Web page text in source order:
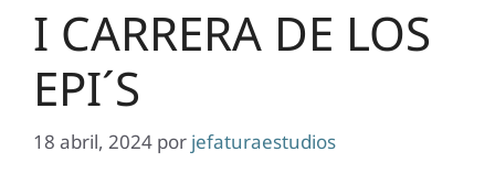
I CARRERA DE LOS
EPI´S
18 abril, 2024 por jefaturaestudios